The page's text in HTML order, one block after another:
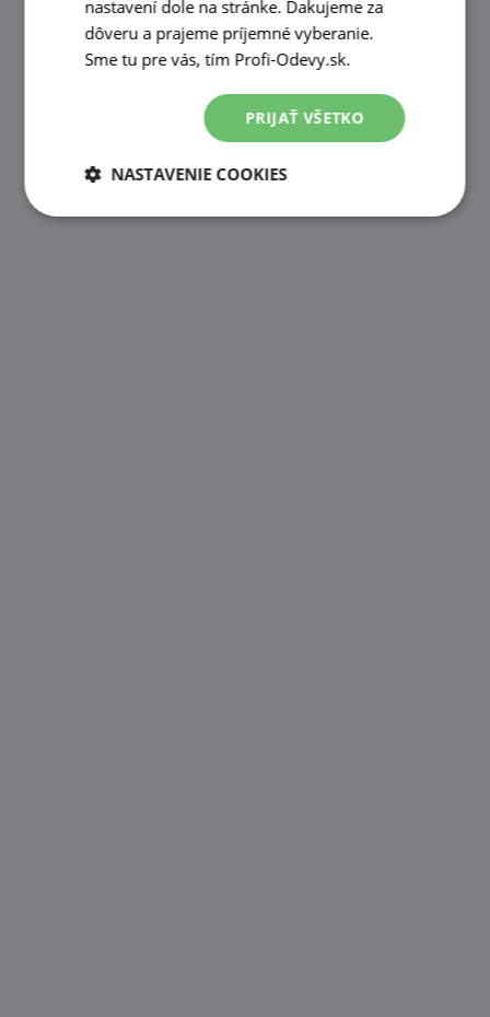
nastavení dole na stránke. Ďakujeme za
dôveru a prajeme príjemné vyberanie.
Sme tu pre vás, tím Profi-Odevy.sk.
PRIJAŤ VŠETKO
NASTAVENIE COOKIES